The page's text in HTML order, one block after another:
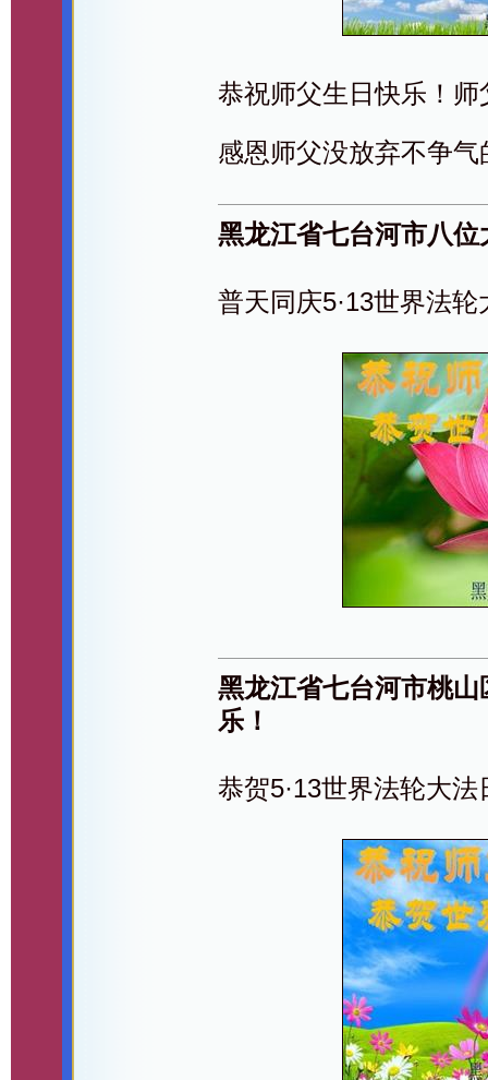
恭祝师父生日快乐！师
感恩师父没放弃不争
黑龙江省七台河市八
普天同庆5·13世界法轮
黑龙江省七台河市桃
乐！
恭贺5·13世界法轮大法